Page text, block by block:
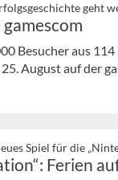
geht
Besucher aus
August auf der
Spiel für die
Ferien